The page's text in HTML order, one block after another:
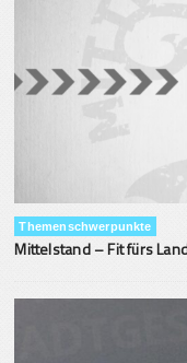
Themenschwerpunkte
Mittelstand – Fit fürs